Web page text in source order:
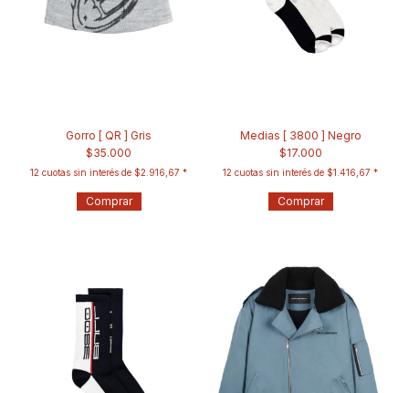
Gorro [ QR ] Gris
$35.000
12 cuotas sin interés de $2.916,67
Comprar
Medias [ 3800 ] Negro
$17.000
12 cuotas sin interés de $1.416,67
Comprar